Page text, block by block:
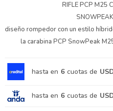
RIFLE PCP M25
diseño rompedor con un estilo
la carabina PCP SnowPeak
hasta en 6 cuotas de
hasta en 6 cuotas de